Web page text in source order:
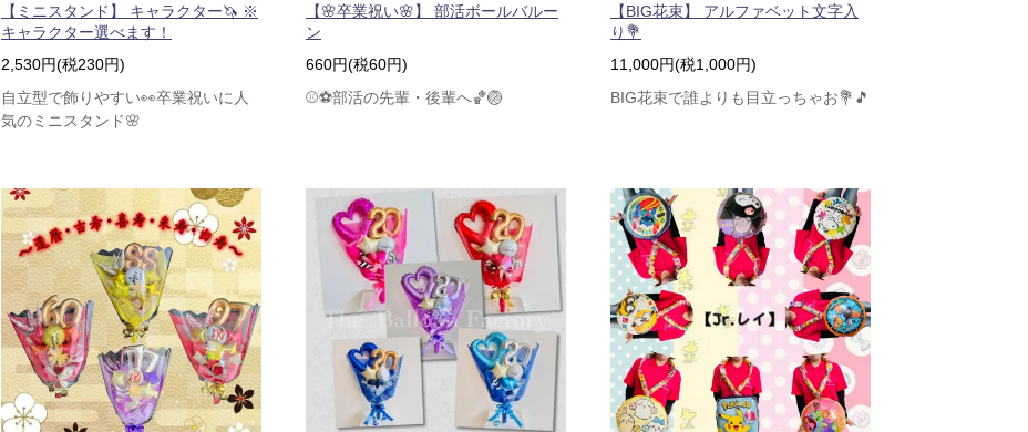
【ミニスタンド】 キャラクター🦄 ※
キャラクター選べます！
2,530円(税230円)
自立型で飾りやすい👀卒業祝いに人
気のミニスタンド🌸
【🌸卒業祝い🌸】 部活ボールバルー
ン
660円(税60円)
⚾⚽部活の先輩・後輩へ🏀🏐
【BIG花束】 アルファベット文字入
り💐
11,000円(税1,000円)
BIG花束で誰よりも目立っちゃお💐🎵